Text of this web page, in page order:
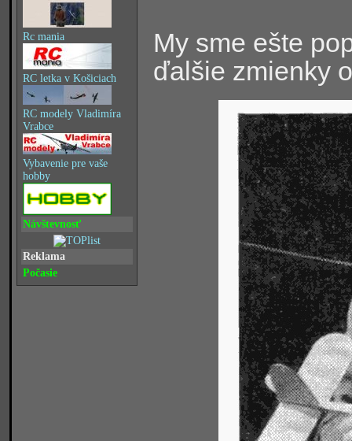
Rc mania
RC letka v Košiciach
RC modely Vladimíra
Vrabce
Vybavenie pre vaše
hobby
Návštevnosť
Reklama
Počasie
My sme ešte
ďalšie zmienky